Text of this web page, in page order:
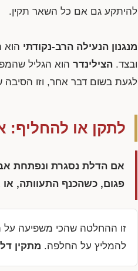
להיתקע גם אם כל השאר תקין.
מנגנון הנעילה הרב-נקודתי הוא
ובצד. הצילינדר הוא הגליל
לגעת בשום דבר אחר, וזו
לתקן או להחליף:
אם הדלת נסגרת ונפתחת
פגום, כשהכנף התעוותה, או
זו ההחלטה שהכי משפיעה על
להמליץ על החלפה. מתקין